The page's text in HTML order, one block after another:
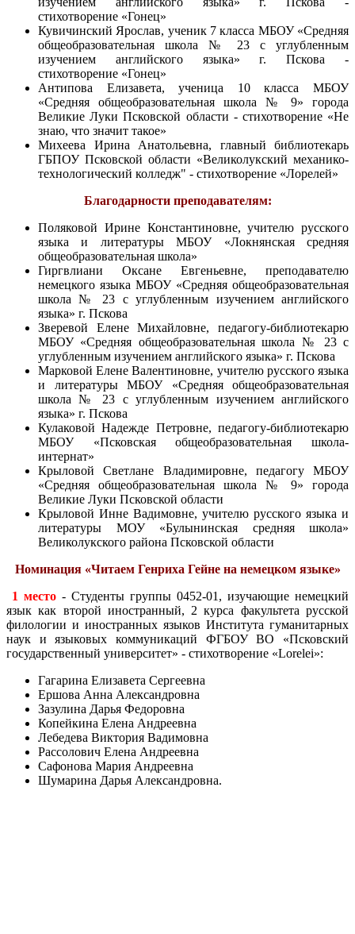
стихотворение «Гонец»
Кувичинский Ярослав, ученик 7 класса МБОУ «Средняя
общеобразовательная школа № 23 с углубленным
изучением английского языка» г. Пскова -
стихотворение «Гонец»
Антипова Елизавета, ученица 10 класса МБОУ
«Средняя общеобразовательная школа № 9» города
Великие Луки Псковской области - стихотворение «Не
знаю, что значит такое»
Михеева Ирина Анатольевна, главный библиотекарь
ГБПОУ Псковской области «Великолукский механико-
технологический колледж" - стихотворение «Лорелей»
Благодарности преподавателям:
Поляковой Ирине Константиновне, учителю русского
языка и литературы МБОУ «Локнянская средняя
общеобразовательная школа»
Гиргвлиани Оксане Евгеньевне, преподавателю
немецкого языка МБОУ «Средняя общеобразовательная
школа № 23 с углубленным изучением английского
языка» г. Пскова
Зверевой Елене Михайловне, педагогу-библиотекарю
МБОУ «Средняя общеобразовательная школа № 23 с
углубленным изучением английского языка» г. Пскова
Марковой Елене Валентиновне, учителю русского языка
и литературы МБОУ «Средняя общеобразовательная
школа № 23 с углубленным изучением английского
языка» г. Пскова
Кулаковой Надежде Петровне, педагогу-библиотекарю
МБОУ «Псковская общеобразовательная школа-
интернат»
Крыловой Светлане Владимировне, педагогу МБОУ
«Средняя общеобразовательная школа № 9» города
Великие Луки Псковской области
Крыловой Инне Вадимовне, учителю русского языка и
литературы МОУ «Булынинская средняя школа»
Великолукского района Псковской области
Номинация «Читаем Генриха Гейне на немецком языке»
1 место - Студенты группы 0452-01, изучающие немецкий
язык как второй иностранный, 2 курса факультета русской
филологии и иностранных языков Института гуманитарных
наук и языковых коммуникаций ФГБОУ ВО «Псковский
государственный университет» - стихотворение «Lorelei»:
Гагарина Елизавета Сергеевна
Ершова Анна Александровна
Зазулина Дарья Федоровна
Копейкина Елена Андреевна
Лебедева Виктория Вадимовна
Рассолович Елена Андреевна
Сафонова Мария Андреевна
Шумарина Дарья Александровна.